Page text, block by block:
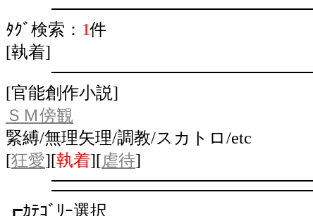
ﾀｸﾞ検索： 1件
[執着]
[官能創作小説]
ＳＭ傍観
緊縛/無理矢理/調教/スカトロ/etc
[狂愛][執着][虐待]
┏ｶﾃｺﾞﾘｰ選択